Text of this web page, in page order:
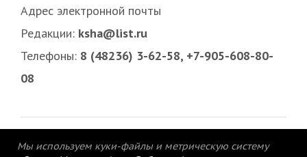
Адрес электронной почты
Редакции: ksha@list.ru
Телефоны: 8 (48236) 3-62-58, +7-905-608-80-
08
Мы используем куки-файлы и метрическую систему